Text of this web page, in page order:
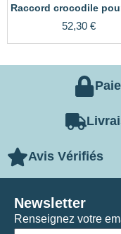
Raccord crocodile
52,30 €
Avis Vérifiés
Renseignez votre
Newsletter